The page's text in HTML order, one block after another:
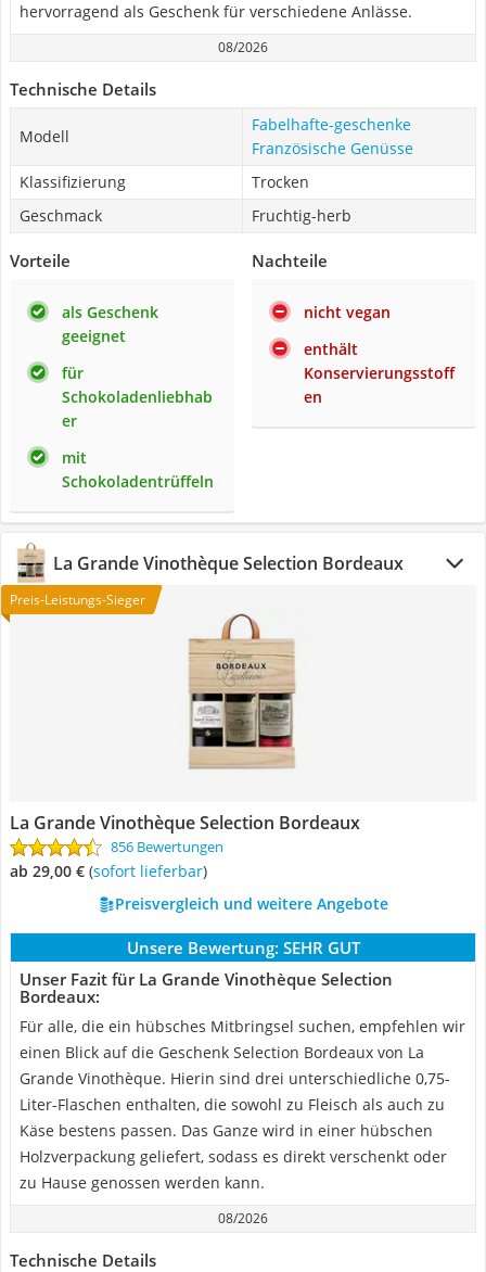
hervorragend als Geschenk für verschiedene Anlässe.
08/2026
Technische Details
Modell
Fabelhafte-geschenke
Französische Genüsse
Klassifizierung
Trocken
Geschmack
Fruchtig-herb
Vorteile
als Geschenk
geeignet
für
Schokoladenliebhab
er
mit
Schokoladentrüffeln
Nachteile
nicht vegan
enthält
Konservierungsstoff
en
La Grande Vinothèque Selection Bordeaux
Preis-Leistungs-Sieger
La Grande Vinothèque Selection Bordeaux
856 Bewertungen
ab 29,00 € ( Sofort lieferbar)
Preisvergleich und weitere Angebote
Unsere Bewertung: SEHR GUT
Unser Fazit für La Grande Vinothèque Selection
Bordeaux:
Für alle, die ein hübsches Mitbringsel suchen, empfehlen wir
einen Blick auf die Geschenk Selection Bordeaux von La
Grande Vinothèque. Hierin sind drei unterschiedliche 0,75-
Liter-Flaschen enthalten, die sowohl zu Fleisch als auch zu
Käse bestens passen. Das Ganze wird in einer hübschen
Holzverpackung geliefert, sodass es direkt verschenkt oder
zu Hause genossen werden kann.
08/2026
Technische Details